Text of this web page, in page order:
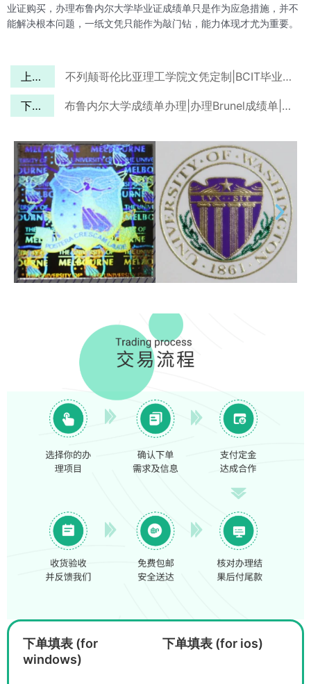
业证购买，办理布鲁内尔大学毕业证成绩单只是作为应急措施，并不
能解决根本问题，一纸文凭只能作为敲门钻，能力体现才尤为重要。
上一篇 不列颠哥伦比亚理工学院文凭定制|BCIT毕业证办理|补办BCIT文凭
下一篇 布鲁内尔大学成绩单办理|办理Brunel成绩单|补办布鲁内尔大学成绩单
下单填表 (for
windows)
下单填表 (for ios)